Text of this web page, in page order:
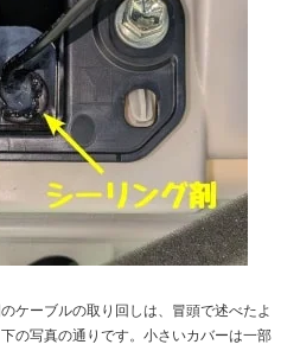
ケーブルの取り回しは、冒頭で述べたよ
の写真の通りです。小さいカバーは一部